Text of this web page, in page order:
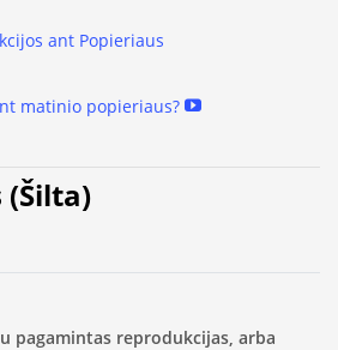
ant Popieriaus
matinio popieriaus?
(Šilta)
pagamintas reprodukcijas, arba